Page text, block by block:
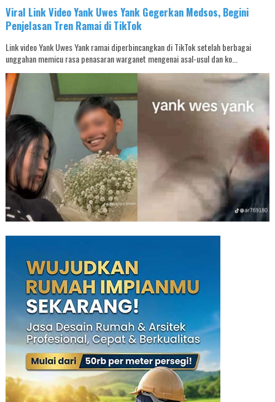
Viral Link Video Yank Uwes Yank Gegerkan Medsos, Begini
Penjelasan Tren Ramai di TikTok
Link video Yank Uwes Yank ramai diperbincangkan di TikTok setelah berbagai
unggahan memicu rasa penasaran warganet mengenai asal-usul dan ko...